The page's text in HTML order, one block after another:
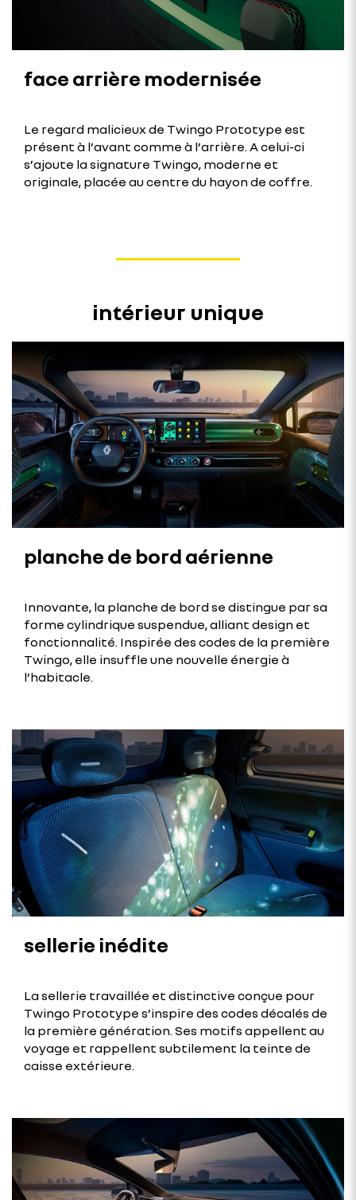
face arrière modernisée
Le regard malicieux de Twingo Prototype est
présent à l’avant comme à l’arrière. A celui-ci
s’ajoute la signature Twingo, moderne et
originale, placée au centre du hayon de coffre.
intérieur unique
planche de bord aérienne
Innovante, la planche de bord se distingue par sa
forme cylindrique suspendue, alliant design et
fonctionnalité. Inspirée des codes de la première
Twingo, elle insuffle une nouvelle énergie à
l’habitacle.
sellerie inédite
La sellerie travaillée et distinctive conçue pour
Twingo Prototype s’inspire des codes décalés de
la première génération. Ses motifs appellent au
voyage et rappellent subtilement la teinte de
caisse extérieure.